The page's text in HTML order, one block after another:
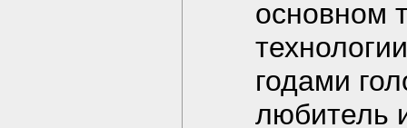
основном
годами
любитель